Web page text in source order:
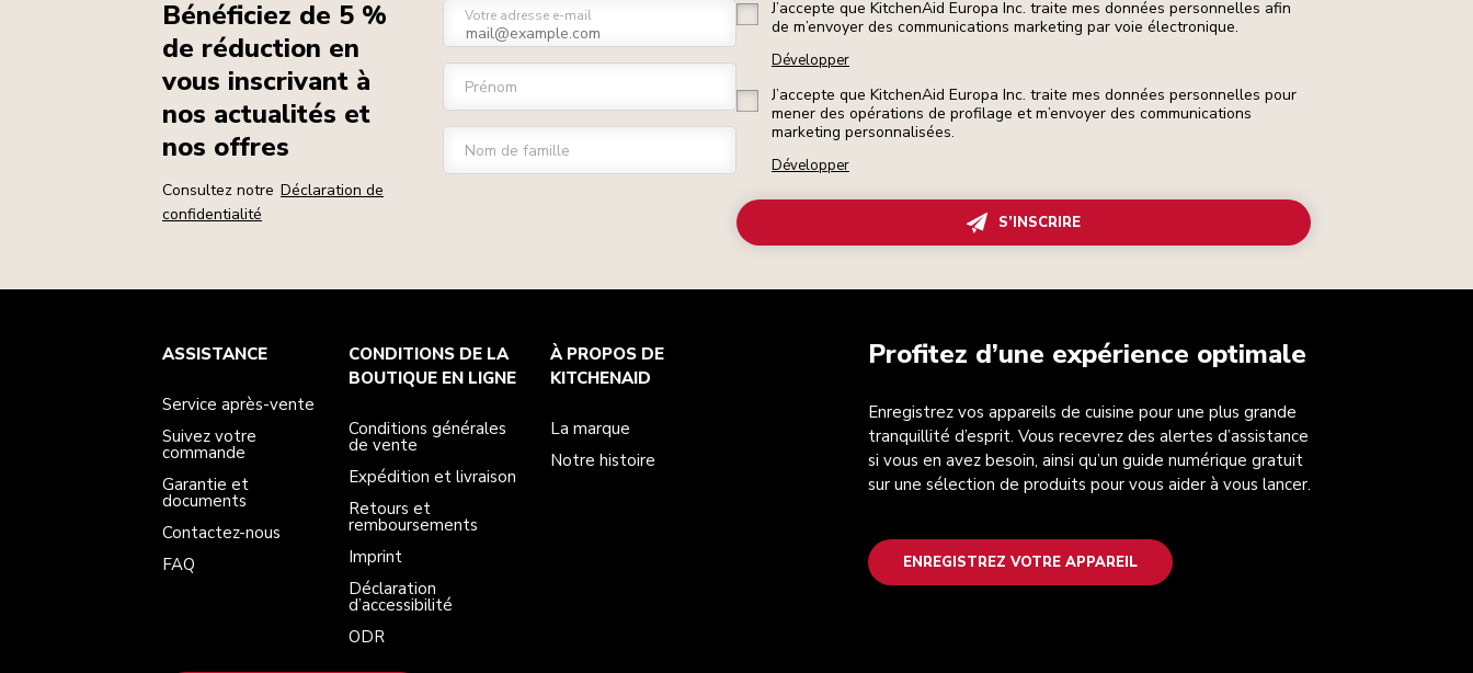
Bénéficiez de 5 %
de réduction en
vous inscrivant à
nos actualités et
nos offres
Consultez notre Déclaration de
confidentialité
Votre adresse e-mail
Prénom
Nom de famille
J’accepte que KitchenAid Europa Inc. traite mes données personnelles afin
de m’envoyer des communications marketing par voie électronique.
Développer
J’accepte que KitchenAid Europa Inc. traite mes données personnelles pour
mener des opérations de profilage et m’envoyer des communications
marketing personnalisées.
Développer
S’INSCRIRE
Profitez d’une expérience optimale
Enregistrez vos appareils de cuisine pour une plus grande
tranquillité d’esprit. Vous recevrez des alertes d’assistance
si vous en avez besoin, ainsi qu’un guide numérique gratuit
sur une sélection de produits pour vous aider à vous lancer.
ENREGISTREZ VOTRE APPAREIL
Service après-vente
Suivez votre commande
FAQ
Conditions générales de vente
Expédition et livraison
Déclaration d’accessibilité
La marque
Notre histoire
Trouver une boutique
ASSISTANCE
Service après-vente
Suivez votre
commande
Garantie et
documents
Contactez-nous
FAQ
CONDITIONS DE LA
BOUTIQUE EN LIGNE
Conditions générales
de vente
Expédition et livraison
Retours et
remboursements
Imprint
Déclaration
d’accessibilité
ODR
À PROPOS DE
KITCHENAID
La marque
Notre histoire